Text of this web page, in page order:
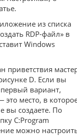
из списка
RDP-файл» в
Windows
приветствия
D. Если вы
вариант,
это место, в
вы создаете. По
C:Program
можно